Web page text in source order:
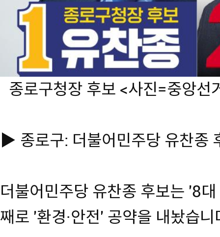
종로구청장 후보 <사진=중앙선
▶ 종로구: 더불어민주당 유찬종
더불어민주당 유찬종 후보는 '8
째로 '환경·안전' 공약을 내놨습니